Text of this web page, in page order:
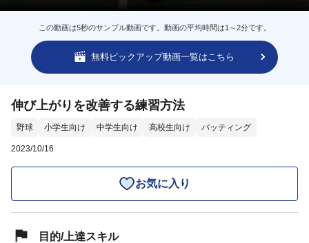
この動画は5秒のサンプル動画です。動画の平均時間は1～2分です。
無料ピックアップ動画一覧はこちら
伸び上がりを改善する練習方法
野球 小学生向け 中学生向け 高校生向け バッティング
2023/10/16
お気に入り
目的/上達スキル